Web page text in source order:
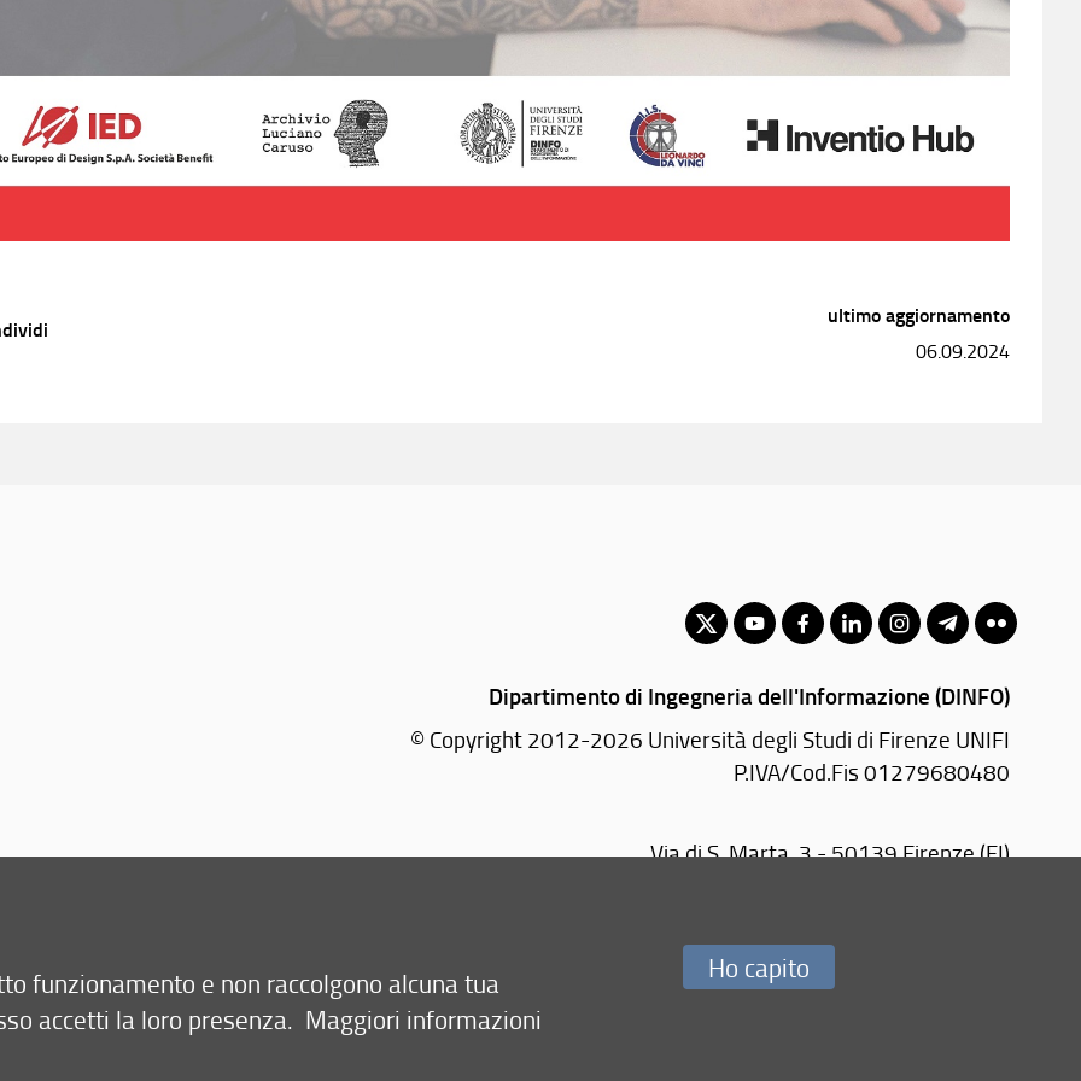
ultimo aggiornamento
06.09.2024
Dipartimento di Ingegneria dell'Informazione (DINFO)
© Copyright 2012-2026 Università degli Studi di Firenze UNIFI
P.IVA/Cod.Fis 01279680480
Via di S. Marta, 3 - 50139 Firenze (FI)
PEC:dinfo(AT)pec.unifi.it
funzionamento e non raccolgono alcuna tua
accetti la loro presenza. Maggiori informazioni
Ho capito